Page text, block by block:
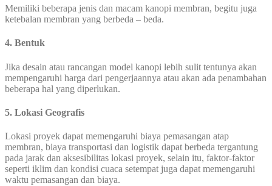
Memiliki beberapa jenis dan macam kanopi membran, begitu juga
ketebalan membran yang berbeda – beda.
4. Bentuk
Jika desain atau rancangan model kanopi lebih sulit tentunya akan
mempengaruhi harga dari pengerjaannya atau akan ada penambahan
beberapa hal yang diperlukan.
5. Lokasi Geografis
Lokasi proyek dapat memengaruhi biaya pemasangan atap
membran, biaya transportasi dan logistik dapat berbeda tergantung
pada jarak dan aksesibilitas lokasi proyek, selain itu, faktor-faktor
seperti iklim dan kondisi cuaca setempat juga dapat memengaruhi
waktu pemasangan dan biaya.